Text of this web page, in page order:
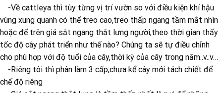
-Về cattleya thì tùy từng vị trí vườn so với điều kiện khí hậu
vùng xung quanh có thể treo cao,treo thấp ngang tầm mắt nhìn
hoặc để trên giá sắt ngang thắt lưng người,theo thời gian thấy
tốc độ cây phát triển như thế nào? Chúng ta sẽ tự điều chỉnh
cho phù hợp với độ tuổi của cây,thời kỳ của cây trong năm..v..v…
-Riêng tôi thì phân làm 3 cấp,chưa kể cây mới tách chiết để
chế độ riêng